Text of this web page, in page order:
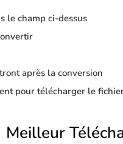
le champ ci-dessus
après la conversion
pour télécharger le
Meilleur